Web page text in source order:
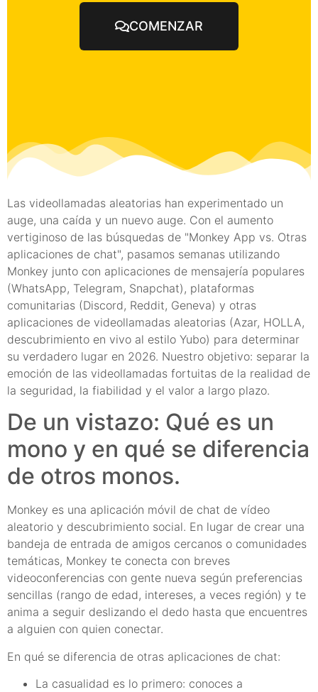
COMENZAR
Las videollamadas aleatorias han experimentado un
auge, una caída y un nuevo auge. Con el aumento
vertiginoso de las búsquedas de "Monkey App vs. Otras
aplicaciones de chat", pasamos semanas utilizando
Monkey junto con aplicaciones de mensajería populares
(WhatsApp, Telegram, Snapchat), plataformas
comunitarias (Discord, Reddit, Geneva) y otras
aplicaciones de videollamadas aleatorias (Azar, HOLLA,
descubrimiento en vivo al estilo Yubo) para determinar
su verdadero lugar en 2026. Nuestro objetivo: separar la
emoción de las videollamadas fortuitas de la realidad de
la seguridad, la fiabilidad y el valor a largo plazo.
De un vistazo: Qué es un
mono y en qué se diferencia
de otros monos.
Monkey es una aplicación móvil de chat de vídeo
aleatorio y descubrimiento social. En lugar de crear una
bandeja de entrada de amigos cercanos o comunidades
temáticas, Monkey te conecta con breves
videoconferencias con gente nueva según preferencias
sencillas (rango de edad, intereses, a veces región) y te
anima a seguir deslizando el dedo hasta que encuentres
a alguien con quien conectar.
En qué se diferencia de otras aplicaciones de chat:
La casualidad es lo primero: conoces a